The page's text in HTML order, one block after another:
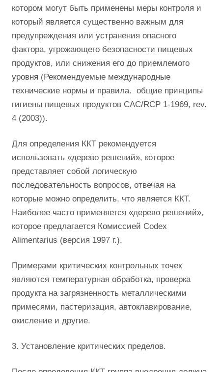
котором могут быть применены меры контроля и
который является существенно важным для
предупреждения или устранения опасного
фактора, угрожающего безопасности пищевых
продуктов, или снижения его до приемлемого
уровня (Рекомендуемые международные
технические нормы и правила. общие принципы
гигиены пищевых продуктов CAC/RCP 1-1969, rev.
4 (2003)).
Для определения ККТ рекомендуется
использовать «дерево решений», которое
представляет собой логическую
последовательность вопросов, отвечая на
которые можно определить, что является ККТ.
Наиболее часто применяется «дерево решений»,
которое предлагается Комиссией Codex
Alimentarius (версия 1997 г.).
Примерами критических контрольных точек
являются температурная обработка, проверка
продукта на загрязненность металлическими
примесями, пастеризация, автоклавирование,
окисление и другие.
3. Установление критических пределов.